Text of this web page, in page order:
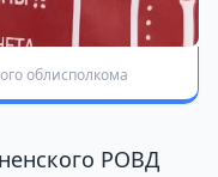
облисполкома
РОВД